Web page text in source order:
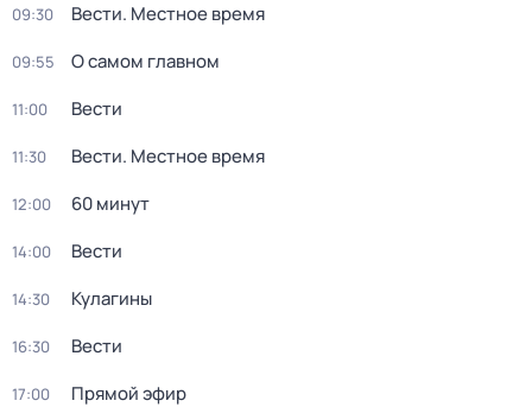
09:30 Вести. Местное время
09:55 О самом главном
11:00 Вести
11:30 Вести. Местное время
12:00 60 минут
14:00 Вести
14:30 Кулагины
16:30 Вести
17:00 Прямой эфир